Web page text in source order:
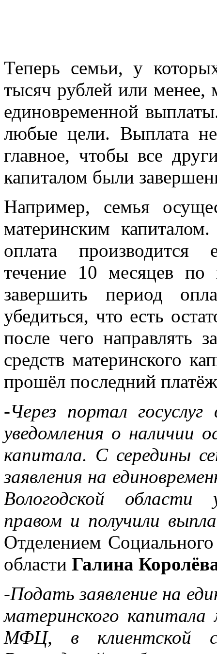
Теперь семьи, у
тысяч рублей или менее,
единовременной
любые цели. Выплата не
главное, чтобы все
капиталом были
Например, семья
материнским
оплата
течение 10 месяцев по
завершить период
убедиться, что есть
после чего направлять
средств материнского
прошёл последний
-Через портал
уведомления о наличии
капитала. С середины
заявления на
Вологодской области
правом и получили
Отделением
области Галина
-Подать заявление на
материнского
МФЦ, в клиентской